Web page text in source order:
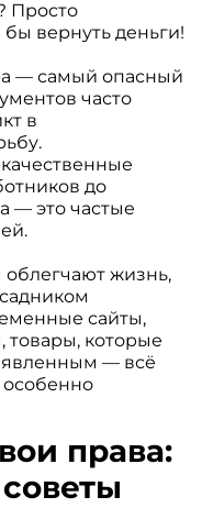
Просто
вернуть деньги!
— самый опасный
часто
в
до
— это частые
жизнь,
сайты,
товары, которые
— всё
особенно
права: